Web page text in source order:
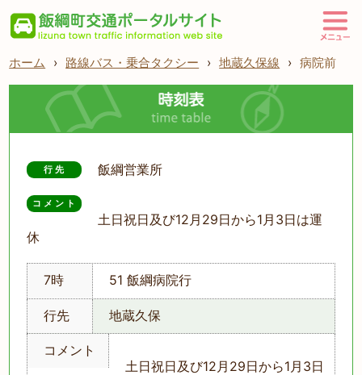
ホーム › 路線バス・乗合タクシー › 地蔵久保線 › 病院前
行先 飯綱営業所
コメント
土日祝日及び12月29日から1月3日は運
休
7時 51 飯綱病院行
行先 地蔵久保
コメント
土日祝日及び12月29日から1月3日